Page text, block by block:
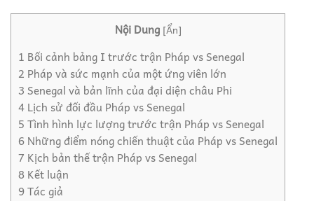
Nội Dung [Ẩn]
1 Bối cảnh bảng I trước trận Pháp vs Senegal
2 Pháp và sức mạnh của một ứng viên lớn
3 Senegal và bản lĩnh của đại diện châu Phi
4 Lịch sử đối đầu Pháp vs Senegal
5 Tình hình lực lượng trước trận Pháp vs Senegal
6 Những điểm nóng chiến thuật của Pháp vs Senegal
7 Kịch bản thế trận Pháp vs Senegal
8 Kết luận
9Tác giả